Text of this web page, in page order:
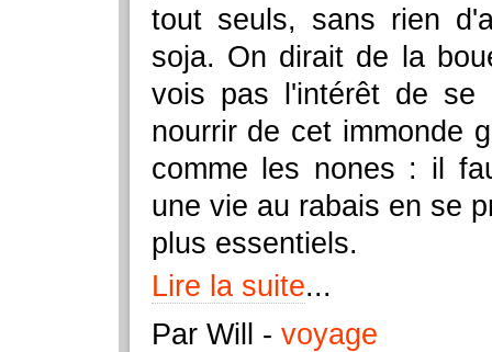
tout seuls, sans rien
soja. On dirait de la
vois pas l'intérêt de
nourrir de cet immonde
comme les nones : il
une vie au rabais en se
plus essentiels.
Lire la suite...
Par Will - voyage